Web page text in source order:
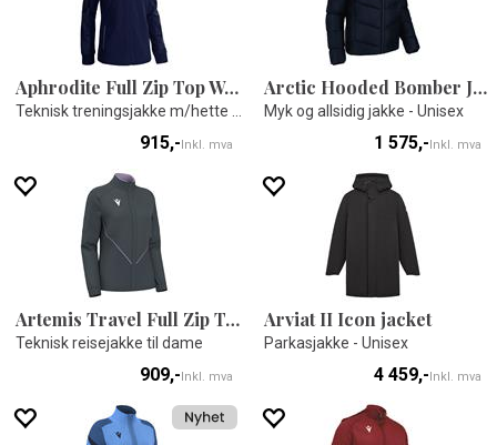
Aphrodite Full Zip Top Woman
915,-Inkl. mva
Arctic Hooded Bomber Jacket
Myk og allsidig jakke - Unisex
1 575,-Inkl. mva
Artemis Travel Full Zip Top
Teknisk reisejakke til dame
909,-Inkl. mva
Arviat II Icon jacket
Parkasjakke - Unisex
4 459,-Inkl. mva